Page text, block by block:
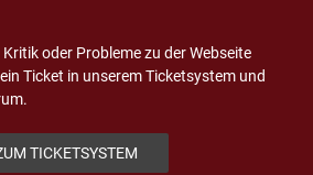
oder Probleme zu der Webseite
Ticket in unserem Ticketsystem und
TICKETSYSTEM